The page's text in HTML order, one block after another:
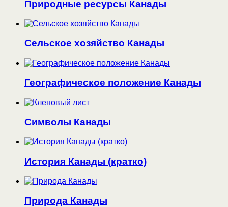
Природные ресурсы Канады
Сельское хозяйство Канады
Географическое положение Канады
Символы Канады
История Канады (кратко)
Природа Канады